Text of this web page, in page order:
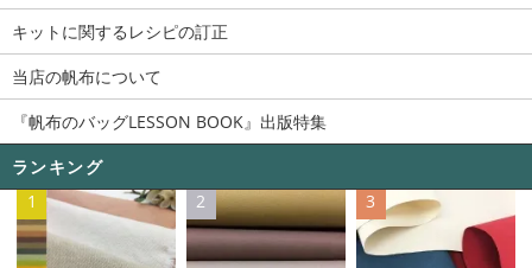
キットに関するレシピの訂正
当店の帆布について
『帆布のバッグLESSON BOOK』出版特集
ランキング
1
2 3